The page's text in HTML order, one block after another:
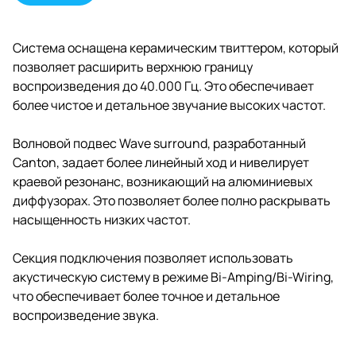
Система оснащена керамическим твиттером, который
позволяет расширить верхнюю границу
воспроизведения до 40.000 Гц. Это обеспечивает
более чистое и детальное звучание высоких частот.
Волновой подвес Wave surround, разработанный
Canton, задает более линейный ход и нивелирует
краевой резонанс, возникающий на алюминиевых
диффузорах. Это позволяет более полно раскрывать
насыщенность низких частот.
Секция подключения позволяет использовать
акустическую систему в режиме Bi-Amping/Bi-Wiring,
что обеспечивает более точное и детальное
воспроизведение звука.